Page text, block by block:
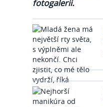
fotogalerii.